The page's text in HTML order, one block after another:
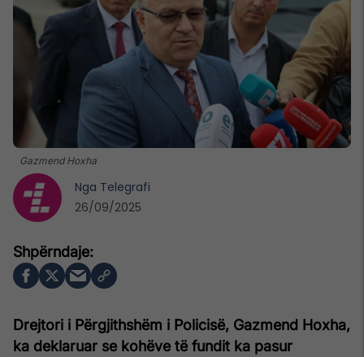
Gazmend Hoxha
Drejtori i Përgjithshëm i Policisë, Gazmend Hoxha,
ka deklaruar se kohëve të fundit ka pasur
Nga Telegrafi
26/09/2025